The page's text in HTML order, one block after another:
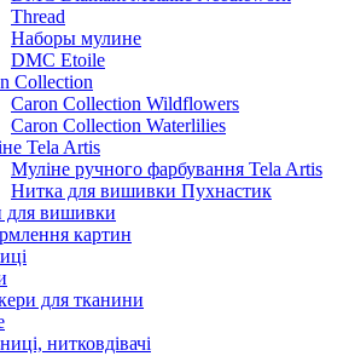
Thread
Наборы мулине
DMC Etoile
Collection
Caron Collection Wildflowers
Caron Collection Waterlilies
Tela Artis
Муліне ручного фарбування Tela Artis
Нитка для вишивки Пухнастик
для вишивки
картин
для тканини
нитковдівачі